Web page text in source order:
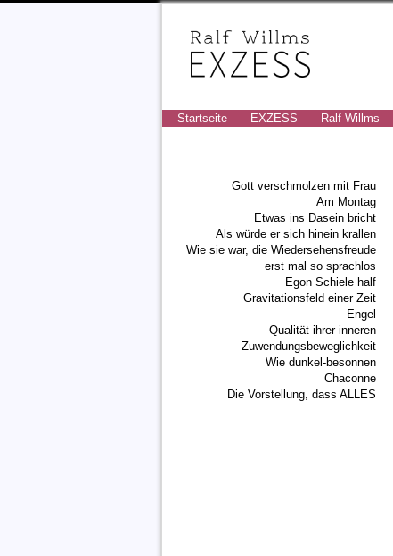
Startseite EXZESS Ralf Willms
Gott verschmolzen mit Frau
Am Montag
Etwas ins Dasein bricht
Als würde er sich hinein krallen
Wie sie war, die Wiedersehensfreude
erst mal so sprachlos
Egon Schiele half
Gravitationsfeld einer Zeit
Engel
Qualität ihrer inneren
Zuwendungsbeweglichkeit
Wie dunkel-besonnen
Chaconne
Die Vorstellung, dass ALLES